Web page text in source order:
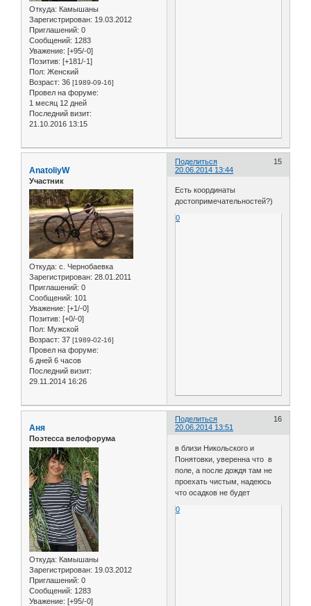
Откуда: Камышаны
Зарегистрирован: 19.03.2012
Приглашений: 0
Сообщений: 1283
Уважение: [+95/-0]
Позитив: [+181/-1]
Пол: Женский
Возраст: 36 [1989-09-16]
Провел на форуме:
1 месяц 12 дней
Последний визит:
21.10.2016 13:15
Поделиться
15
20.06.2014 13:44
AnatoliyW
Участник
Откуда: с. Чернобаевка
Зарегистрирован: 28.01.2011
Приглашений: 0
Сообщений: 101
Уважение: [+1/-0]
Позитив: [+0/-0]
Пол: Мужской
Возраст: 37 [1989-02-16]
Провел на форуме:
6 дней 6 часов
Последний визит:
29.11.2014 16:26
Есть координаты
достопримечательностей?)
0
Поделиться
16
20.06.2014 13:51
Аня
Поэтесса велофорума
Откуда: Камышаны
Зарегистрирован: 19.03.2012
Приглашений: 0
Сообщений: 1283
Уважение: [+95/-0]
в близи Никольского и
Понятовки, уверенна что в
поле, а после дождя там не
проехать чистым, надеюсь
что осадков не будет
0